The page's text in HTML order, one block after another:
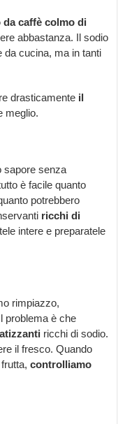
caffè colmo di
abbastanza. Il sodio
da cucina, ma in tanti
drasticamente il
meglio.
sapore senza
è facile quanto
potrebbero
ricchi di
intere e preparatele
rimpiazzo,
problema è che
ricchi di sodio.
il fresco. Quando
frutta,controlliamo